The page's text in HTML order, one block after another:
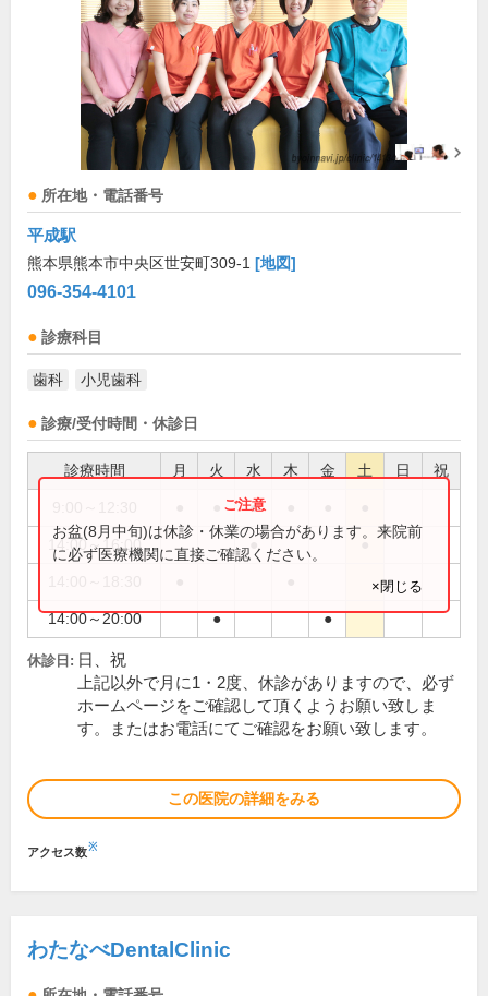
所在地・電話番号
平成駅
熊本県熊本市中央区世安町309-1 [地図]
096-354-4101
診療科目
歯科 小児歯科
診療/受付時間・休診日
診療時間 月 火 水 木 金 土 日 祝
●
14:00～16:00 ● ●
14:00～20:00 ● ●
お盆(8月中旬)は休診・休業の場合があります。来院前
に必ず医療機関に直接ご確認ください。
×閉じる
休診日: 日、祝
上記以外で月に1・2度、休診がありますので、必ず
ホームページをご確認して頂くようお願い致しま
す。またはお電話にてご確認をお願い致します。
この医院の詳細をみる
アクセス数※
わたなべDentalClinic